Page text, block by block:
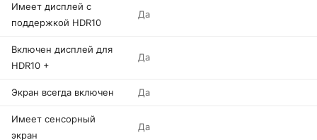
Имеет дисплей с
поддержкой HDR10
Да
Включен дисплей для
HDR10 +
Да
Экран всегда включен Да
Имеет сенсорный
экран
Да